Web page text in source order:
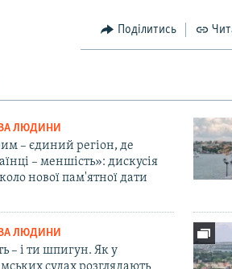
Поділитись
ЛЮДИНИ
– єдиний регіон, де
– меншість»: дискусія
нової пам'ятної дати
ЛЮДИНИ
– і ти шпигун. Як у
судах розглядають